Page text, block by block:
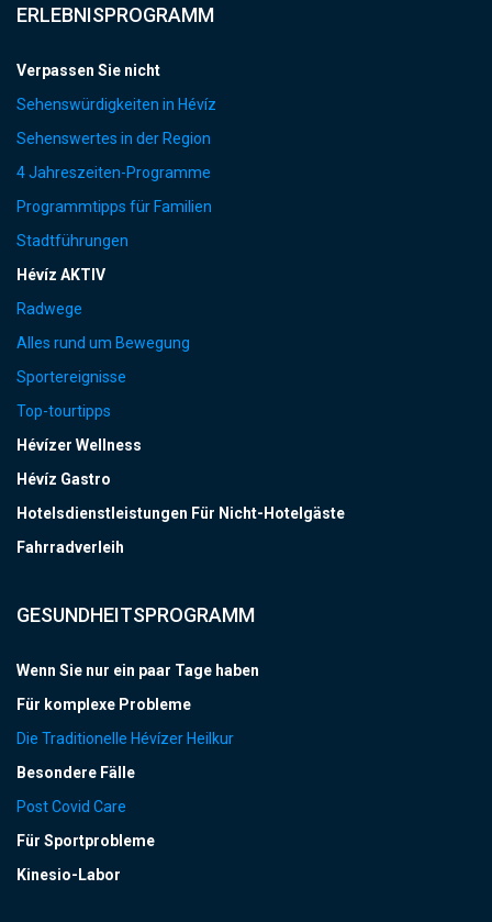
ERLEBNISPROGRAMM
Verpassen Sie nicht
Sehenswürdigkeiten in Hévíz
Sehenswertes in der Region
4 Jahreszeiten-Programme
Programmtipps für Familien
Stadtführungen
Hévíz AKTIV
Radwege
Alles rund um Bewegung
Sportereignisse
Top-tourtipps
Hévízer Wellness
Hévíz Gastro
Hotelsdienstleistungen Für Nicht-Hotelgäste
Fahrradverleih
GESUNDHEITSPROGRAMM
Wenn Sie nur ein paar Tage haben
Für komplexe Probleme
Die Traditionelle Hévízer Heilkur
Besondere Fälle
Post Covid Care
Für Sportprobleme
Kinesio-Labor